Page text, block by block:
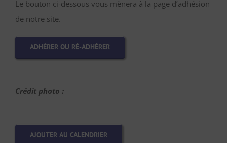
Le bouton ci-dessous vous mènera à la page d’adhésion
de notre site.
ADHÉRER OU RÉ-ADHÉRER
Crédit photo :
AJOUTER AU CALENDRIER